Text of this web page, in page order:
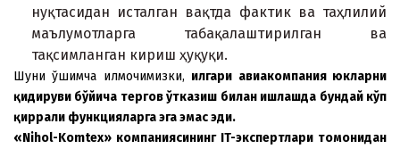
нуқтасидан исталган вақтда фактик ва таҳлилий
маълумотларга табақалаштирилган ва
тақсимланган кириш ҳуқуқи.
Шуни қўшимча қилмоқчимизки, илгари авиакомпания юкларни
қидируви бўйича тергов ўтказиш билан ишлашда бундай кўп
қиррали функцияларга эга эмас эди.
«Nihol-Komtex» компаниясининг IT-экспертлари томонидан